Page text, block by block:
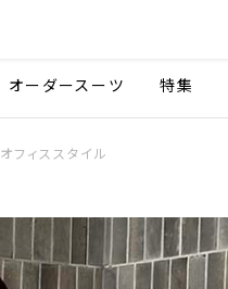
オーダースーツ 特集
フィススタイル